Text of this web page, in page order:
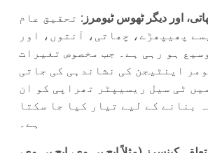
اور دیگر ٹھوس ٹیومرز: تحقیق عام
پھیپھڑے، چھاتی، آنتوں، اور
ہو رہی ہے۔ جب مخصوص تغیرات
اینٹیجن کی نشاندہی کی جاتی
ٹی سیل ریسیپٹر تھراپی کو ان
بنانے کے لیے تیار کیا جا سکتا
ہے۔